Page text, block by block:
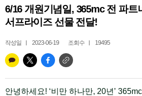
File:
/home/suction/public_html/
Line: 255
Function: view_print
Line: 327
6/16 개원기념일, 365mc 전 파트
서프라이즈 선물 전달!
작성일 2023-06-19 조회수 19495
안녕하세요! ‘비만 하나만, 20년’